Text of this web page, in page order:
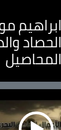
ابراهيم
الحصاد
المحاصيل